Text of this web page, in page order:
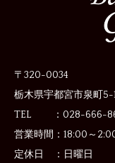
〒320-0034
栃木県宇都宮市泉町5-
TEL ：028-666-
営業時間： 18:00～
定休日 ： 日曜日